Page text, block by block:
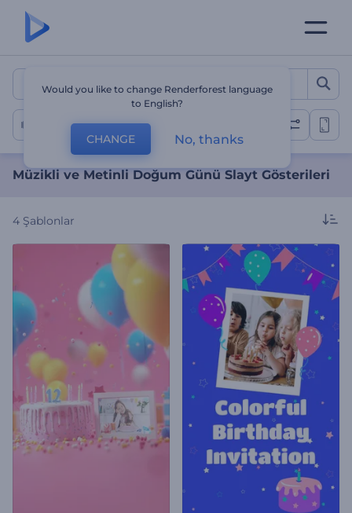
Müzikli ve Metinli Doğum
Mutlu Yıllar Slayt Gösterisi
Müzikli ve Metinli Doğum Günü Slayt Gösterileri
4 Şablonlar
Would you like to change Renderforest language
to English?
CHANGE No, thanks